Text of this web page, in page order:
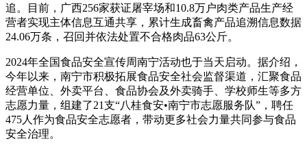
追。目前，广西256家获证屠宰场和10.8万户肉类产品生产经
营者实现主体信息互通共享，累计生成畜禽产品追溯信息数据
24.06万条，召回并依法处置不合格肉品63公斤。
2024年全国食品安全宣传周南宁活动也于当天启动。据介绍，
今年以来，南宁市积极拓展食品安全社会监督渠道，汇聚食品
经营单位、外卖平台、食品协会及外卖骑手、学校师生等多方
志愿力量，组建了21支“八桂食安•南宁市志愿服务队”，聘任
475人作为食品安全志愿者，带动更多社会力量共同参与食品
安全治理。